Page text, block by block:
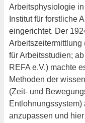
Arbeitsphysiologie
Institut für forstliche
eingerichtet. Der
Arbeitszeitermittlung
für Arbeitsstudien;
REFA e.V.) machte
Methoden der
(Zeit- und
anzupassen und